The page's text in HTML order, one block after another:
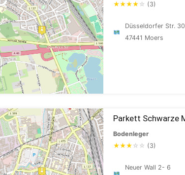
★★★★ ☆ (3)
Düsseldorfer Str. 30
47441 Moers
Parkett Schwarze
Bodenleger
★★★ ☆ ☆ (3)
Neuer Wall 2- 6